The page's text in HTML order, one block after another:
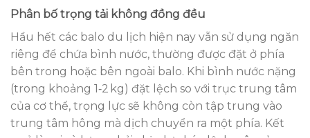
Phân bố trọng tải không đồng đều
Hầu hết các balo du lịch hiện nay vẫn sử dụng ngăn
riêng để chứa bình nước, thường được đặt ở phía
bên trong hoặc bên ngoài balo. Khi bình nước nặng
(trong khoảng 1‑2 kg) đặt lệch so với trục trung tâm
của cơ thể, trọng lực sẽ không còn tập trung vào
trung tâm hông mà dịch chuyển ra một phía. Kết